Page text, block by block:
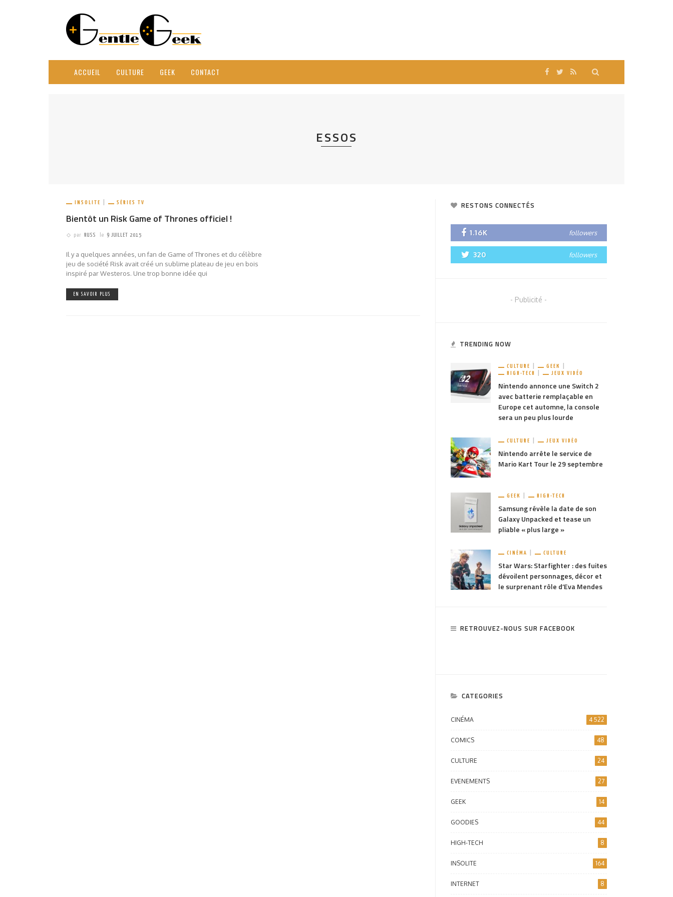
ACCUEIL CULTURE GEEK CONTACT
ESSOS
INSOLITE SÉRIES TV
Bientôt un Risk Game of Thrones officiel !
par RUSS le 9 JUILLET 2015
Il y a quelques années, un fan de Game of Thrones et du célèbre
jeu de société Risk avait créé un sublime plateau de jeu en bois
inspiré par Westeros. Une trop bonne idée qui
EN SAVOIR PLUS
RESTONS CONNECTÉS
1.16K followers
320 followers
- Publicité -
TRENDING NOW
CULTURE
GEEK
HIGH-TECH
JEUX VIDÉO
Nintendo annonce une Switch 2
avec batterie remplaçable en
Europe cet automne, la console
sera un peu plus lourde
CULTURE JEUX VIDÉO
Nintendo arrête le service de
Mario Kart Tour le 29 septembre
GEEK HIGH-TECH
Samsung révèle la date de son
Galaxy Unpacked et tease un
pliable « plus large »
CINÉMA CULTURE
Star Wars: Starfighter : des fuites
dévoilent personnages, décor et
le surprenant rôle d’Eva Mendes
RETROUVEZ-NOUS SUR FACEBOOK
CATEGORIES
CINÉMA 4 522
COMICS 48
CULTURE 24
EVENEMENTS 27
GEEK 14
GOODIES 44
HIGH-TECH 8
INSOLITE 164
INTERNET 8